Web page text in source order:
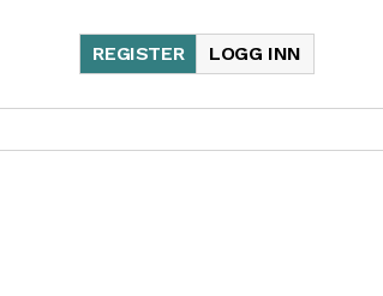
LOGG INN
REGISTER